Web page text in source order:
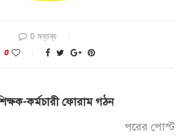
0 মন্তব্য
0
কর্মচারী ফোরাম গঠন
পরের পোস্ট